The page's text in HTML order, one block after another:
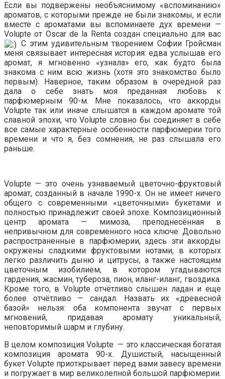
Если вы подвержены необъяснимому «вспоминанию»
ароматов, с которыми прежде не были знакомы, и если
вместе с ароматами вы вспоминаете дух времени —
Volupte от Oscar de la Renta создан специально для вас
С этим удивительным творением Софии Гройсман
меня связывает интересная история: едва услышав его
аромат, я мгновенно «узнала» его, как будто была
знакома с ним всю жизнь (хотя это знакомство было
первым). Наверное, таким образом в очередной раз
дала о себе знать моя преданная любовь к
парфюмерным 90-м. Мне показалось, что аккорды
Volupte так или иначе слышатся в каждом аромате той
славной эпохи, что Volupte словно бы соединяет в себе
все самые характерные особенности парфюмерии того
времени и что я, без сомнения, не раз слышала его
раньше.
Volupte — это очень узнаваемый цветочно-фруктовый
аромат, созданный в начале 1990-х. Он не имеет ничего
общего с современными «цветочными» букетами и
полностью принадлежит своей эпохе. Композиционный
центр аромата — мимоза, преподнесённая в
непривычном для современного носа ключе. Довольно
распространенные в парфюмерии, здесь эти аккорды
окружены сладкими фруктовыми нотами, в которых
легко различить дыню и цитрусы, а также настоящим
цветочным изобилием, в котором угадываются
гардения, жасмин, тубероза, пион, иланг-иланг, гвоздика.
Кроме того, в Volupte отчётливо слышен ладан и еще
более отчётливо — сандал. Назвать их «древесной
базой» нельзя: оба компонента звучат с первых
мгновений, придавая аромату уникальный,
неповторимый шарм и глубину.
В целом композиция Volupte — это классическая богатая
композиция аромата 90-х. Душистый, насыщенный
букет Volupte приоткрывает перед вами завесу времени
и погружает в мир великолепной большой парфюмерии.